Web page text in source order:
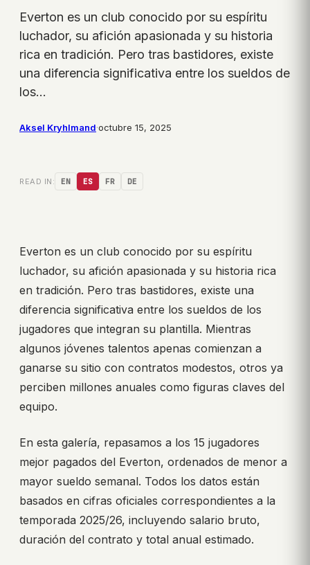
Everton es un club conocido por su espíritu
luchador, su afición apasionada y su historia
rica en tradición. Pero tras bastidores, existe
una diferencia significativa entre los sueldos de
los…
Aksel Kryhlmand·octubre 15, 2025
READ IN: EN ES FR DE
Everton es un club conocido por su espíritu
luchador, su afición apasionada y su historia rica
en tradición. Pero tras bastidores, existe una
diferencia significativa entre los sueldos de los
jugadores que integran su plantilla. Mientras
algunos jóvenes talentos apenas comienzan a
ganarse su sitio con contratos modestos, otros ya
perciben millones anuales como figuras claves del
equipo.
En esta galería, repasamos a los 15 jugadores
mejor pagados del Everton, ordenados de menor a
mayor sueldo semanal. Todos los datos están
basados en cifras oficiales correspondientes a la
temporada 2025/26, incluyendo salario bruto,
duración del contrato y total anual estimado.